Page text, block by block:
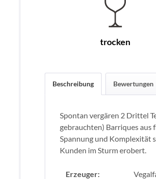
trocken
Beschreibung Bewertungen
Spontan vergären 2 Drittel
gebrauchten) Barriques aus
Spannung und Komplexität
Kunden im Sturm erobert.
Erzeuger: